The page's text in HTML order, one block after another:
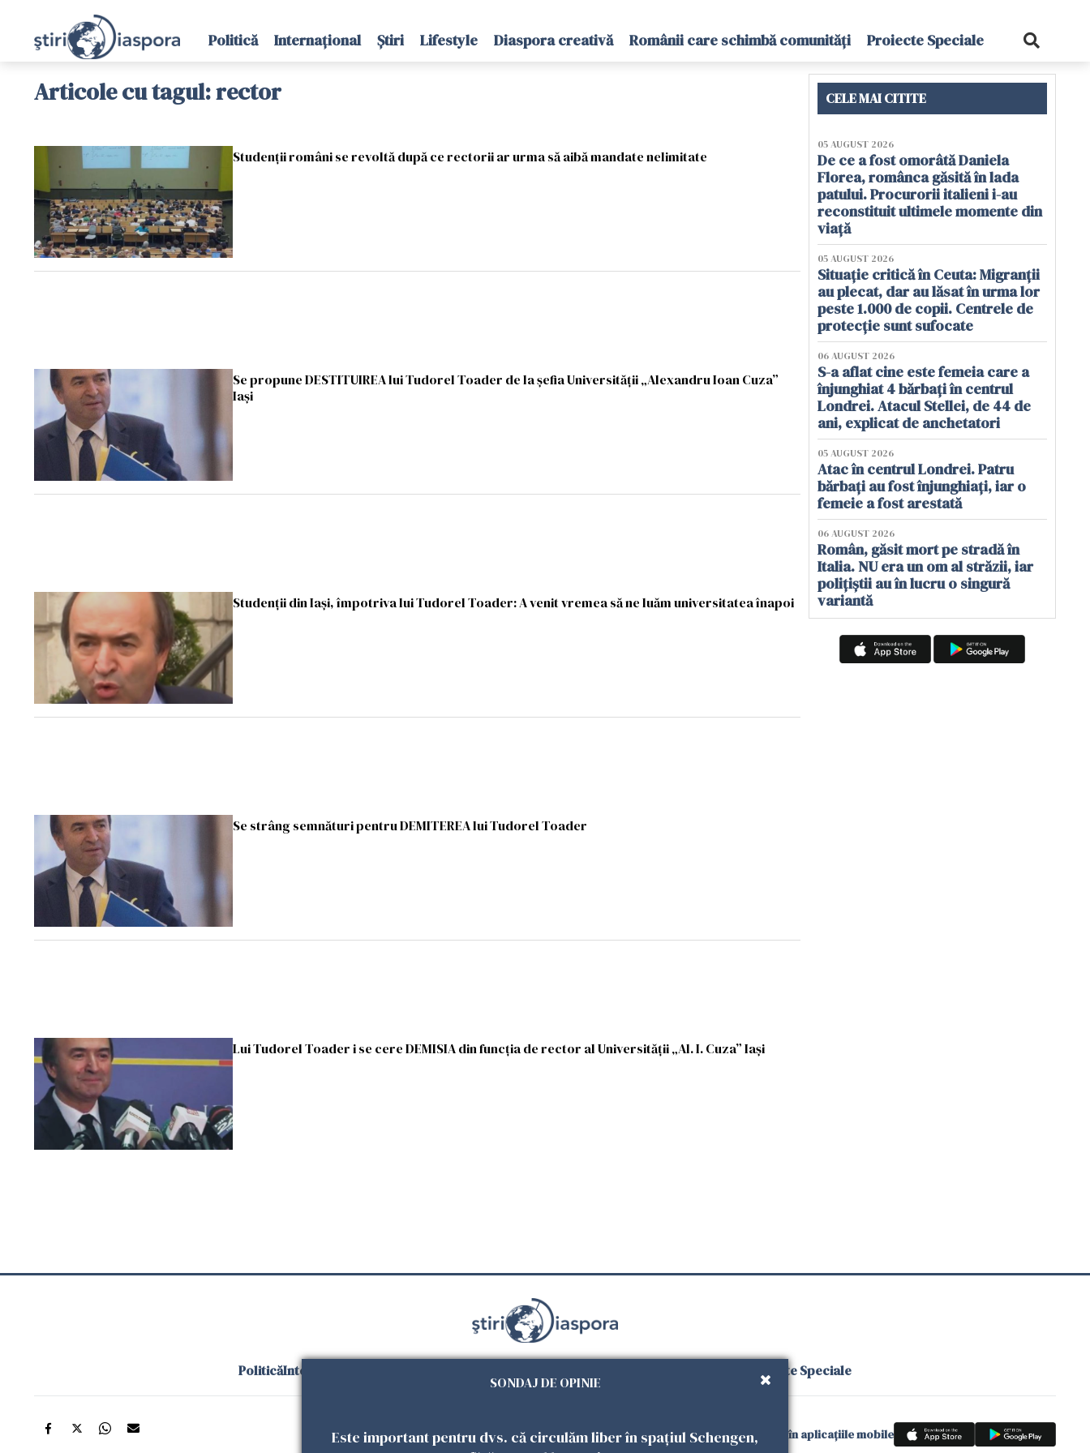
Politică Internațional Știri Lifestyle Diaspora creativă Românii care schimbă comunități Proiecte Speciale
Articole cu tagul: rector
Studenții români se revoltă după ce rectorii ar urma să aibă mandate nelimitate
Se propune DESTITUIREA lui Tudorel Toader de la şefia Universităţii „Alexandru Ioan Cuza”
Iaşi
Studenții din Iași, împotriva lui Tudorel Toader: A venit vremea să ne luăm universitatea înapoi
Se strâng semnături pentru DEMITEREA lui Tudorel Toader
Lui Tudorel Toader i se cere DEMISIA din funcția de rector al Universității „Al. I. Cuza” Iași
CELE MAI CITITE
05 AUGUST 2026
De ce a fost omorâtă Daniela
Florea, românca găsită în lada
patului. Procurorii italieni i-au
reconstituit ultimele momente din
viață
05 AUGUST 2026
Situație critică în Ceuta: Migranții
au plecat, dar au lăsat în urma lor
peste 1.000 de copii. Centrele de
protecție sunt sufocate
06 AUGUST 2026
S-a aflat cine este femeia care a
înjunghiat 4 bărbați în centrul
Londrei. Atacul Stellei, de 44 de
ani, explicat de anchetatori
05 AUGUST 2026
Atac în centrul Londrei. Patru
bărbați au fost înjunghiați, iar o
femeie a fost arestată
06 AUGUST 2026
Român, găsit mort pe stradă în
Italia. NU era un om al străzii, iar
polițiștii au în lucru o singură
variantă
PoliticăInternațional Proiecte Speciale
Urmăriți-ne și pe Google News și în aplicațiile mobile
SONDAJ DE OPINIE
Este important pentru dvs. că circulăm liber în spațiul Schengen,